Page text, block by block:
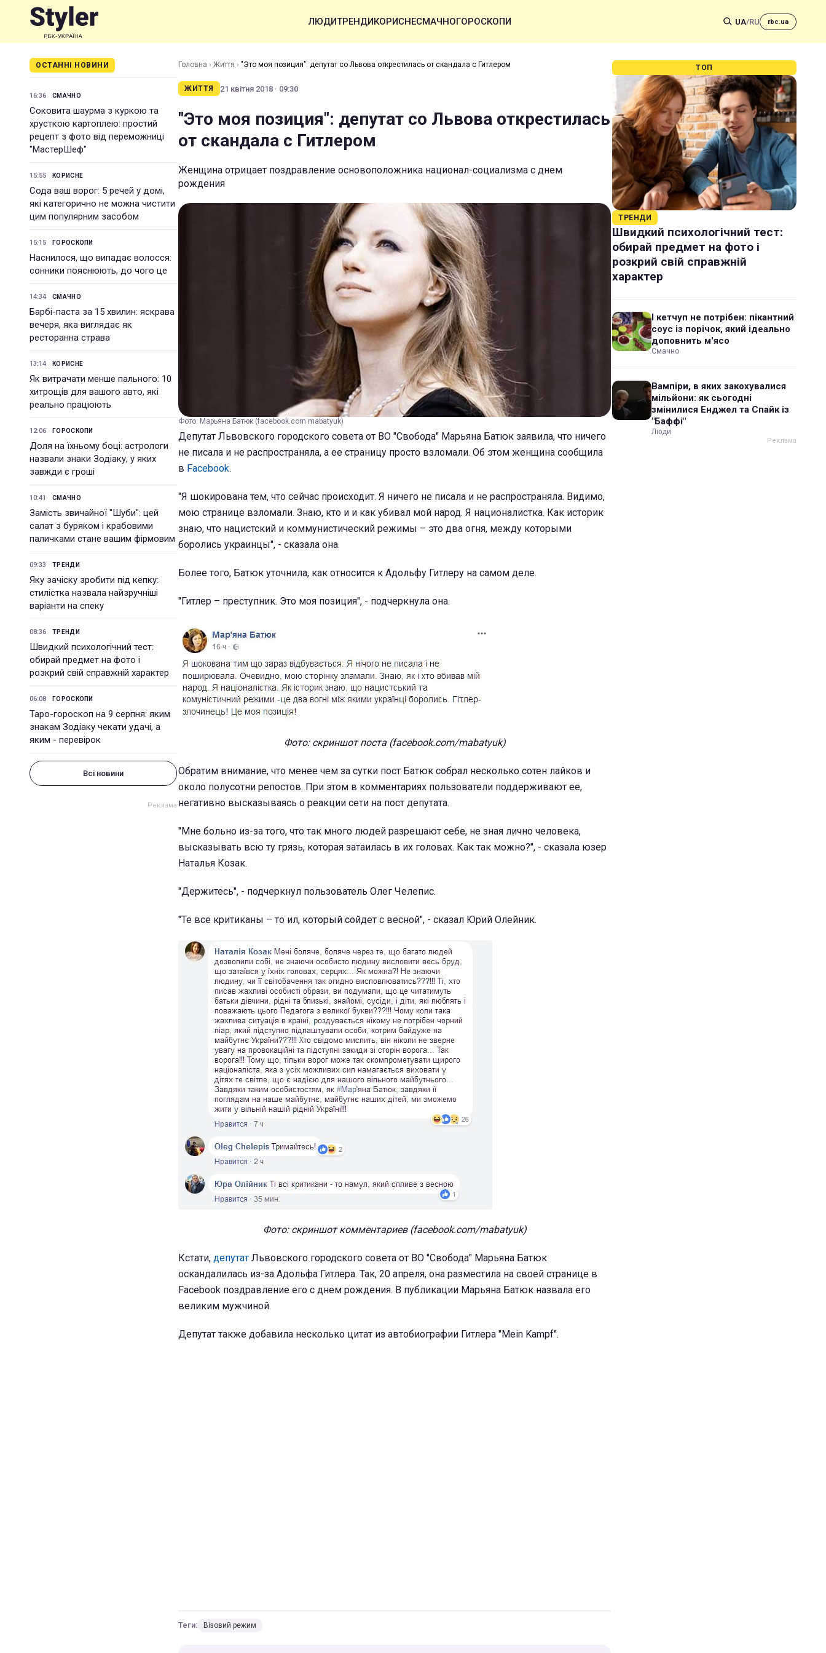
ЛЮДИТРЕНДИКОРИСНЕСМАЧНОГОРОСКОПИ UA/RU rbc.ua
ОСТАННІ НОВИНИ
16:36 СМАЧНО
Соковита шаурма з куркою та
хрусткою картоплею: простий
рецепт з фото від переможниці
"МастерШеф"
15:55 КОРИСНЕ
Сода ваш ворог: 5 речей у домі,
які категорично не можна чистити
цим популярним засобом
15:15 ГОРОСКОПИ
Наснилося, що випадає волосся:
сонники пояснюють, до чого це
14:34 СМАЧНО
Барбі-паста за 15 хвилин: яскрава
вечеря, яка виглядає як
ресторанна страва
13:14 КОРИСНЕ
Як витрачати менше пального: 10
хитрощів для вашого авто, які
реально працюють
12:06 ГОРОСКОПИ
Доля на їхньому боці: астрологи
назвали знаки Зодіаку, у яких
завжди є гроші
10:41 СМАЧНО
Замість звичайної "Шуби": цей
салат з буряком і крабовими
паличками стане вашим фірмовим
09:33 ТРЕНДИ
Яку зачіску зробити під кепку:
стилістка назвала найзручніші
варіанти на спеку
08:36 ТРЕНДИ
Швидкий психологічний тест:
обирай предмет на фото і
розкрий свій справжній характер
06:08 ГОРОСКОПИ
Таро-гороскоп на 9 серпня: яким
знакам Зодіаку чекати удачі, а
яким - перевірок
Всі новини
Головна › Життя › "Это моя позиция": депутат со Львова открестилась от скандала с Гитлером
ЖИТТЯ 21 квітня 2018 · 09:30
"Это моя позиция": депутат со Львова открестилась
от скандала с Гитлером
Женщина отрицает поздравление основоположника национал-социализма с днем
рождения
Фото: Марьяна Батюк (facebook.com mabatyuk)
Депутат Львовского городского совета от ВО "Свобода" Марьяна Батюк заявила, что ничего
не писала и не распространяла, а ее страницу просто взломали. Об этом женщина сообщила
в Facebook.
"Я шокирована тем, что сейчас происходит. Я ничего не писала и не распространяла. Видимо,
мою странице взломали. Знаю, кто и и как убивал мой народ. Я националистка. Как историк
знаю, что нацистский и коммунистический режимы – это два огня, между которыми
боролись украинцы", - сказала она.
Более того, Батюк уточнила, как относится к Адольфу Гитлеру на самом деле.
"Гитлер – преступник. Это моя позиция", - подчеркнула она.
Фото: скриншот поста (facebook.com/mabatyuk)
Обратим внимание, что менее чем за сутки пост Батюк собрал несколько сотен лайков и
около полусотни репостов. При этом в комментариях пользователи поддерживают ее,
негативно высказываясь о реакции сети на пост депутата.
"Мне больно из-за того, что так много людей разрешают себе, не зная лично человека,
высказывать всю ту грязь, которая затаилась в их головах. Как так можно?", - сказала юзер
Наталья Козак.
"Держитесь", - подчеркнул пользователь Олег Челепис.
"Те все критиканы – то ил, который сойдет с весной", - сказал Юрий Олейник.
Фото: скриншот комментариев (facebook.com/mabatyuk)
Кстати, депутат Львовского городского совета от ВО "Свобода" Марьяна Батюк
оскандалилась из-за Адольфа Гитлера. Так, 20 апреля, она разместила на своей странице в
Facebook поздравление его с днем рождения. В публикации Марьяна Батюк назвала его
великим мужчиной.
Депутат также добавила несколько цитат из автобиографии Гитлера "Mein Kampf".
Теги: Візовий режим
ТОП
ТРЕНДИ
Швидкий психологічний тест:
обирай предмет на фото і
розкрий свій справжній
характер
І кетчуп не потрібен: пікантний
соус із порічок, який ідеально
доповнить м'ясо
Смачно
Вампіри, в яких закохувалися
мільйони: як сьогодні
змінилися Енджел та Спайк із
"Баффі"
Люди